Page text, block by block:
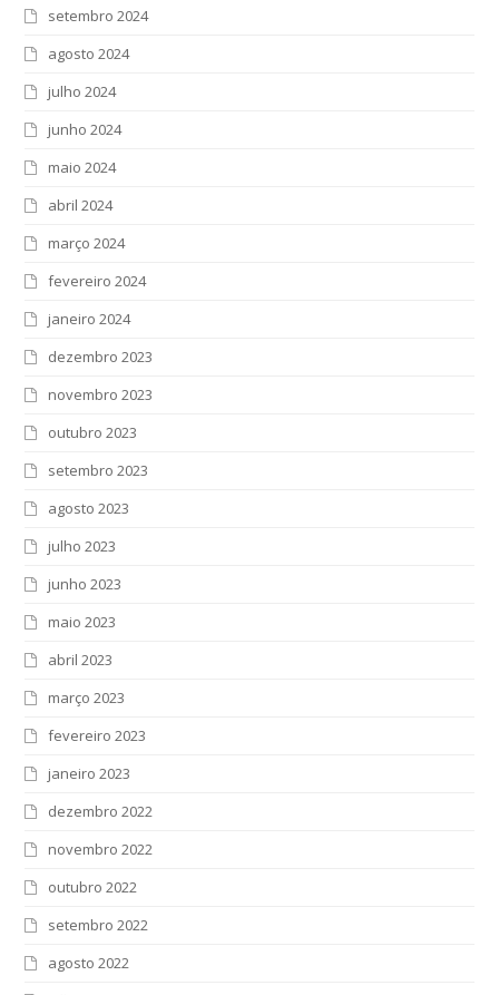
setembro 2024
agosto 2024
julho 2024
junho 2024
maio 2024
abril 2024
março 2024
fevereiro 2024
janeiro 2024
dezembro 2023
novembro 2023
outubro 2023
setembro 2023
agosto 2023
julho 2023
junho 2023
maio 2023
abril 2023
março 2023
fevereiro 2023
janeiro 2023
dezembro 2022
novembro 2022
outubro 2022
setembro 2022
agosto 2022